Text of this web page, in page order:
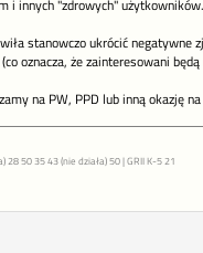
i innych "zdrowych" użytkowników.
stanowczo ukrócić
oznacza, że zainteresowani
na PW, PPD lub inną okazję na
28 50 35 43 (nie działa) 50 | GRII K-5 21